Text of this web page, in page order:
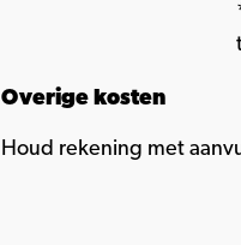
Overige kosten
Houd rekening met